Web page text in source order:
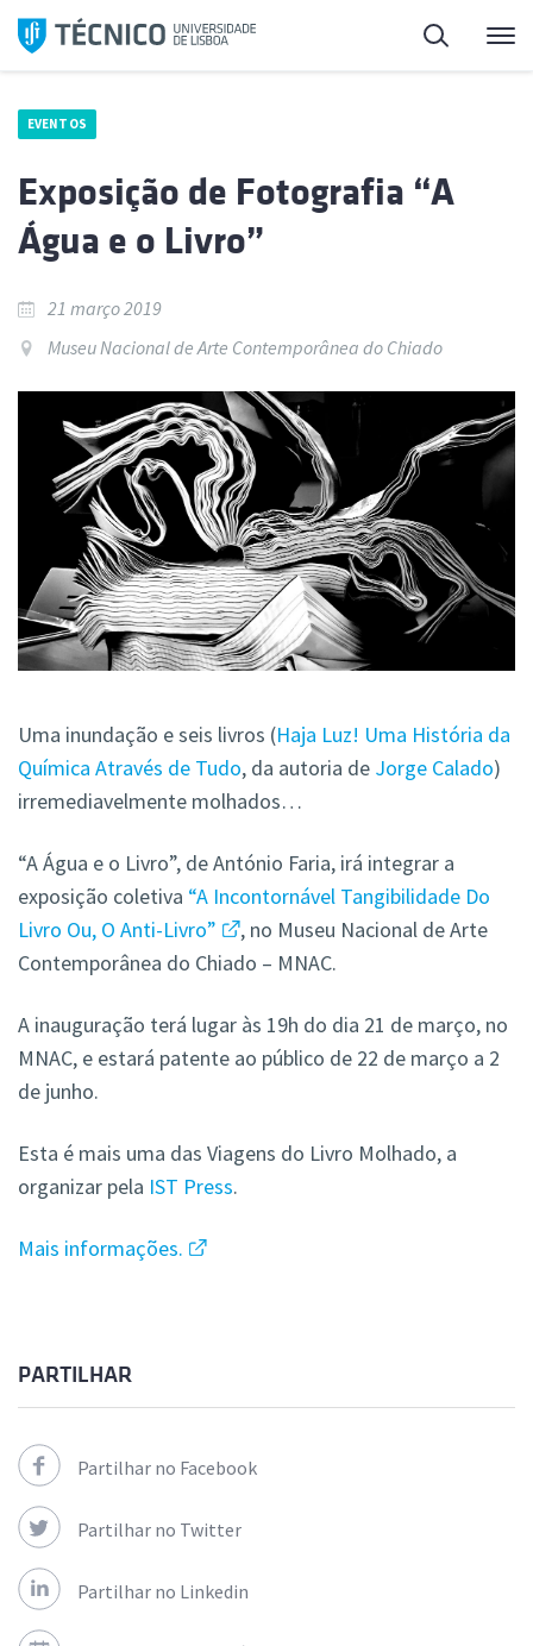
Saltar
para
Pesquisa
EVENTOS
Exposição de Fotografia “A
Água e o Livro”
21 março 2019
Museu Nacional de Arte Contemporânea do Chiado
Uma inundação e seis livros (Haja Luz! Uma História da
Química Através de Tudo, da autoria de Jorge Calado)
irremediavelmente molhados…
“A Água e o Livro”, de António Faria, irá integrar a
exposição coletiva “A Incontornável Tangibilidade Do
Livro Ou, O Anti-Livro”
, no Museu Nacional de Arte
Contemporânea do Chiado – MNAC.
A inauguração terá lugar às 19h do dia 21 de março, no
MNAC, e estará patente ao público de 22 de março a 2
de junho.
Esta é mais uma das Viagens do Livro Molhado, a
organizar pela IST Press.
Mais informações.
PARTILHAR
Partilhar no Facebook
Partilhar no Twitter
Partilhar no Linkedin